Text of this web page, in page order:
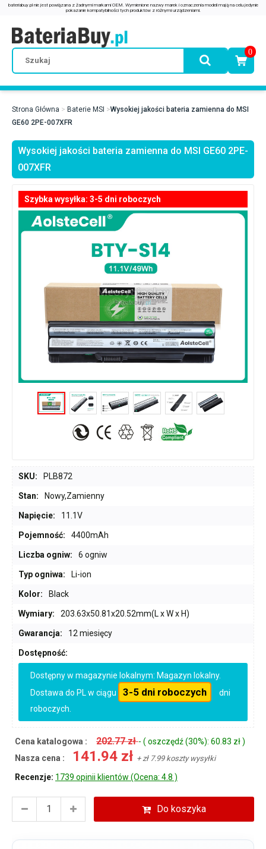
0
Strona Główna Baterie MSI
Wysokiej jakości bateria zamienna do MSI
GE60 2PE-007XFR
Wysokiej jakości bateria zamienna do MSI GE60 2PE-
007XFR
Szybka wysyłka: 3-5 dni roboczych
SKU: PLB872
Stan: Nowy,Zamienny
Napięcie: 11.1V
Pojemność: 4400mAh
Liczba ogniw: 6 ogniw
Typ ogniwa: Li-ion
Kolor: Black
Wymiary: 203.63x50.81x20.52mm(L x W x H)
Gwarancja: 12 miesięcy
Dostępność:
Dostępny w magazynie lokalnym: Magazyn lokalny.
Dostawa do PL w ciągu
3-5 dni roboczych
dni
roboczych.
Cena katalogowa : 202.77 zł- ( oszczędź (30%): 60.83 zł )
Nasza cena :
141.94 zł + zł 7.99 koszty wysyłki
Recenzje: 1739 opinii klientów (Ocena: 4.8 )
Do koszyka